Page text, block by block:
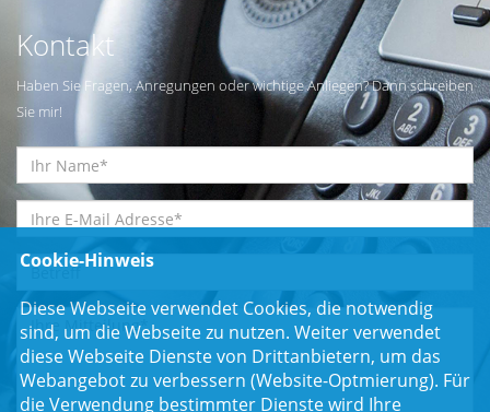
Kontakt
Haben Sie Fragen, Anregungen oder wichtige Anliegen? Dann schreiben
Sie mir!
Cookie-Hinweis
Diese Webseite verwendet Cookies, die notwendig
sind, um die Webseite zu nutzen. Weiter verwendet
diese Webseite Dienste von Drittanbietern, um das
Webangebot zu verbessern (Website-Optmierung). Für
die Verwendung bestimmter Dienste wird Ihre